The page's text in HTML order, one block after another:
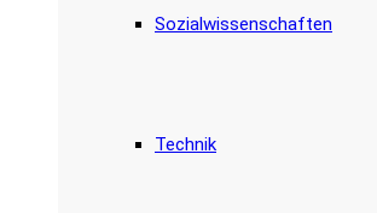
Sozialwissenschaften
Technik